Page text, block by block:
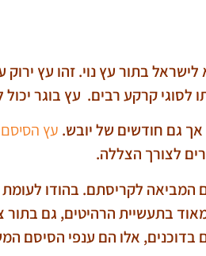
בתור עץ נוי. זהו עץ ירוק
עץ בוגר יכול להגיע לגובה של 20
גם חודשים של יובש. עץ הסיסם
לצורך הצללה.
לקריסתם. בהודו
בתעשיית הרהיטים, גם בתור
אלו הם ענפי הסיסם